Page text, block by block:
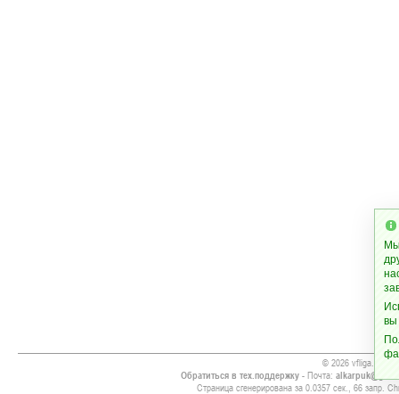
© 2026 vfliga.com
Обратиться в тех.поддержку- Почта:
Страница сгенерирована за 0.0357 сек., 66 запр.
вы